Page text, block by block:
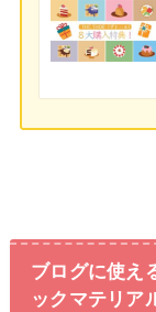
ブログに使
ックマテリア